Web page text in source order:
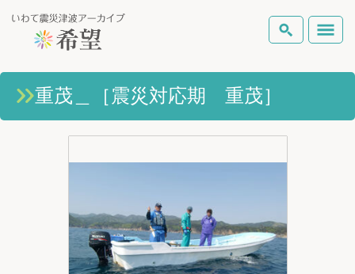
いわて震災津波アーカイブとは
ピックアップコンテンツ
Foreign Laguage
重茂＿［震災対応期 重茂］